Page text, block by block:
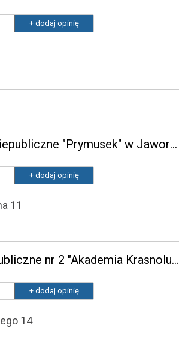
+ dodaj opinię
Przedszkole Niepubliczne "Prymusek" w Jaworze
+ dodaj opinię
11
Przedszkole Publiczne nr 2 "Akademia Krasnoludków"
+ dodaj opinię
14